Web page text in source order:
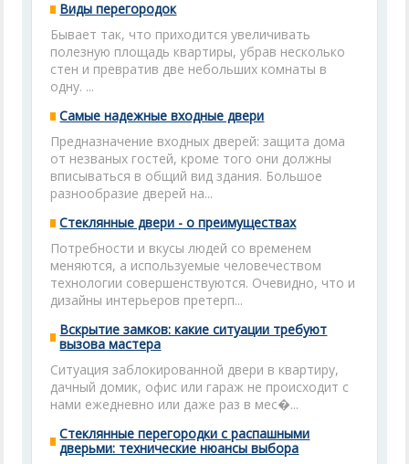
Виды перегородок
Бывает так, что приходится увеличивать
полезную площадь квартиры, убрав несколько
стен и превратив две небольших комнаты в
одну. ...
Самые надежные входные двери
Предназначение входных дверей: защита дома
от незваных гостей, кроме того они должны
вписываться в общий вид здания. Большое
разнообразие дверей на...
Стеклянные двери - о преимуществах
Потребности и вкусы людей со временем
меняются, а используемые человечеством
технологии совершенствуются. Очевидно, что и
дизайны интерьеров претерп...
Вскрытие замков: какие ситуации требуют
вызова мастера
Ситуация заблокированной двери в квартиру,
дачный домик, офис или гараж не происходит с
нами ежедневно или даже раз в мес�...
Стеклянные перегородки с распашными
дверьми: технические нюансы выбора